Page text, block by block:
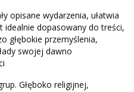
opisane wydarzenia, ułatwia
idealnie dopasowany do treści,
głębokie przemyślenia,
swojej dawno
Głęboko religijnej,